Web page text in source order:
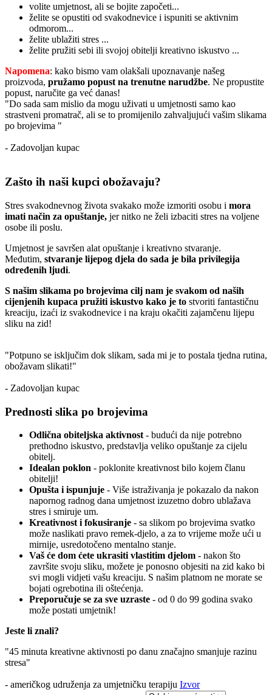
volite umjetnost, ali se bojite započeti...
želite se opustiti od svakodnevice i ispuniti se aktivnim
odmorom...
želite ublažiti stres ...
želite pružiti sebi ili svojoj obitelji kreativno iskustvo ...
Napomena: kako bismo vam olakšali upoznavanje našeg
proizvoda, pružamo popust na trenutne narudžbe. Ne propustite
popust, naručite ga već danas!
"Do sada sam mislio da mogu uživati u umjetnosti samo kao
strastveni promatrač, ali se to promijenilo zahvaljujući vašim slikama
po brojevima "
- Zadovoljan kupac
Zašto ih naši kupci obožavaju?
Stres svakodnevnog života svakako može izmoriti osobu i mora
imati način za opuštanje, jer nitko ne želi izbaciti stres na voljene
osobe ili poslu.
Umjetnost je savršen alat opuštanje i kreativno stvaranje.
Međutim, stvaranje lijepog djela do sada je bila privilegija
određenih ljudi.
S našim slikama po brojevima cilj nam je svakom od naših
cijenjenih kupaca pružiti iskustvo kako je to stvoriti fantastičnu
kreaciju, izaći iz svakodnevice i na kraju okačiti zajamčenu lijepu
sliku na zid!
"Potpuno se isključim dok slikam, sada mi je to postala tjedna rutina,
obožavam slikati!"
- Zadovoljan kupac
Prednosti slika po brojevima
Odlična obiteljska aktivnost- budući da nije potrebno
prethodno iskustvo, predstavlja veliko opuštanje za cijelu
obitelj.
Idealan poklon - poklonite kreativnost bilo kojem članu
obitelji!
Opušta i ispunjuje - Više istraživanja je pokazalo da nakon
napornog radnog dana umjetnost izuzetno dobro ublažava
stres i smiruje um.
Kreativnost i fokusiranje - sa slikom po brojevima svatko
može naslikati pravo remek-djelo, a za to vrijeme može ući u
mirnije, usredotočeno mentalno stanje.
Vaš će dom ćete ukrasiti vlastitim djelom - nakon što
završite svoju sliku, možete je ponosno objesiti na zid kako bi
svi mogli vidjeti vašu kreaciju. S našim platnom ne morate se
bojati ogrebotina ili oštećenja.
Preporučuje se za sve uzraste - od 0 do 99 godina svako
može postati umjetnik!
Jeste li znali?
"45 minuta kreativne aktivnosti po danu značajno smanjuje razinu
stresa"
- američkog udruženja za umjetničku terapiju Izvor